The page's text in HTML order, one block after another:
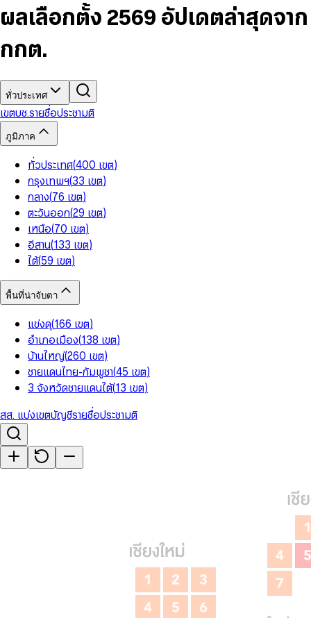
7
8
5
6
8
9
6
7
9
5
6
8
9
9
ผลเลือกตั้ง 2569 อัปเดตล่าสุดจาก
กกต.
ทั่วประเทศ
เขตบช.รายชื่อประชามติ
ภูมิภาค
ทั่วประเทศ(400 เขต)
กรุงเทพฯ(33 เขต)
กลาง(76 เขต)
ตะวันออก(29 เขต)
เหนือ(70 เขต)
อีสาน(133 เขต)
ใต้(59 เขต)
พื้นที่น่าจับตา
แข่งดุ(166 เขต)
อำเภอเมือง(138 เขต)
บ้านใหญ่(260 เขต)
ชายแดนไทย-กัมพูชา(45 เขต)
3 จังหวัดชายแดนใต้(13 เขต)
สส. แบ่งเขตบัญชีรายชื่อประชามติ